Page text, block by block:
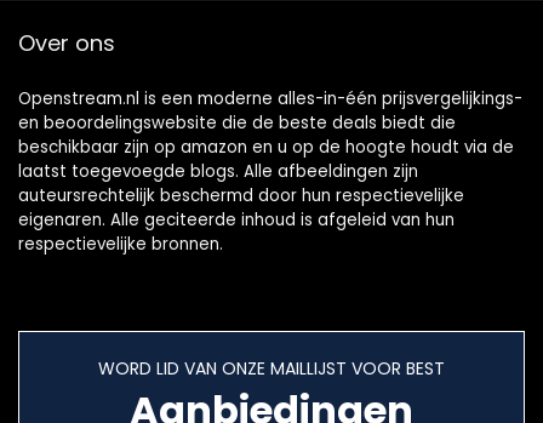
Over ons
Openstream.nl is een moderne alles-in-één prijsvergelijkings-
en beoordelingswebsite die de beste deals biedt die
beschikbaar zijn op amazon en u op de hoogte houdt via de
laatst toegevoegde blogs. Alle afbeeldingen zijn
auteursrechtelijk beschermd door hun respectievelijke
eigenaren. Alle geciteerde inhoud is afgeleid van hun
respectievelijke bronnen.
WORD LID VAN ONZE MAILLIJST VOOR BEST
Aanbiedingen